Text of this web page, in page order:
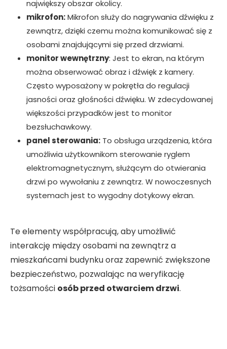
największy obszar okolicy.
mikrofon:Mikrofon służy do nagrywania dźwięku z
zewnątrz, dzięki czemu można komunikować się z
osobami znajdującymi się przed drzwiami.
monitor wewnętrzny: Jest to ekran, na którym
można obserwować obraz i dźwięk z kamery.
Często wyposażony w pokrętła do regulacji
jasności oraz głośności dźwięku. W zdecydowanej
większości przypadków jest to monitor
bezsłuchawkowy.
panel sterowania: To obsługa urządzenia, która
umożliwia użytkownikom sterowanie ryglem
elektromagnetycznym, służącym do otwierania
drzwi po wywołaniu z zewnątrz. W nowoczesnych
systemach jest to wygodny dotykowy ekran.
Te elementy współpracują, aby umożliwić
interakcję między osobami na zewnątrz a
mieszkańcami budynku oraz zapewnić zwiększone
bezpieczeństwo, pozwalając na weryfikację
tożsamości osób przed otwarciem drzwi.